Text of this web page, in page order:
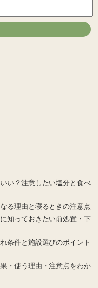
い？注意したい塩分と食べ
る理由と寝るときの注意点
知っておきたい前処置・下
条件と施設選びのポイント
・使う理由・注意点をわか